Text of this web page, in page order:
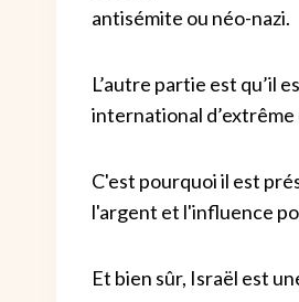
antisémite ou néo-nazi.
L’autre partie est qu’il
international
C'est pourquoi il est
l'argent et l'influence
Et bien sûr, Israël est